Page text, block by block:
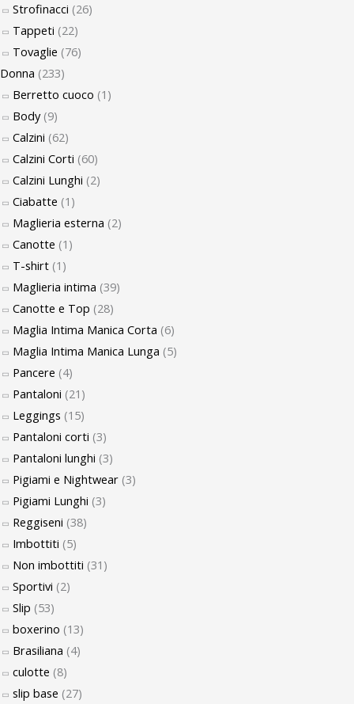
Strofinacci (26)
Tappeti (22)
Tovaglie (76)
Donna (233)
Berretto cuoco (1)
Body (9)
Calzini (62)
Calzini Corti (60)
Calzini Lunghi (2)
Ciabatte (1)
Maglieria esterna (2)
Canotte (1)
T-shirt (1)
Maglieria intima (39)
Canotte e Top (28)
Maglia Intima Manica Corta (6)
Maglia Intima Manica Lunga (5)
Pancere (4)
Pantaloni (21)
Leggings (15)
Pantaloni corti (3)
Pantaloni lunghi (3)
Pigiami e Nightwear (3)
Pigiami Lunghi (3)
Reggiseni (38)
Imbottiti (5)
Non imbottiti (31)
Sportivi (2)
Slip (53)
boxerino (13)
Brasiliana (4)
culotte (8)
slip base (27)